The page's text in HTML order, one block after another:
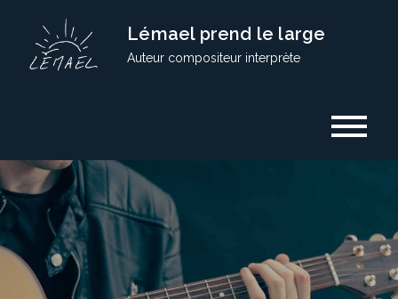
content
Lémael prend le large
Auteur compositeur interprète